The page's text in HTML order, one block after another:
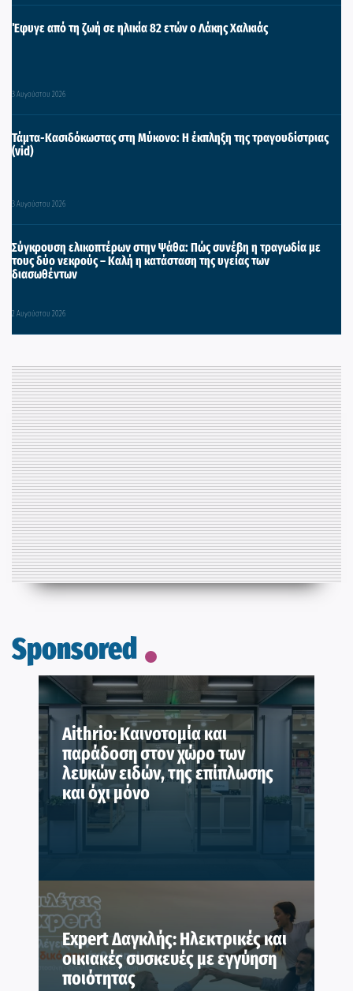
Έφυγε από τη ζωή σε ηλικία 82 ετών ο Λάκης Χαλκιάς
3 Αυγούστου 2026
Τάμτα-Κασιδόκωστας στη Μύκονο: Η έκπληξη της τραγουδίστριας
(vid)
3 Αυγούστου 2026
Σύγκρουση ελικοπτέρων στην Ψάθα: Πώς συνέβη η τραγωδία με
τους δύο νεκρούς – Καλή η κατάσταση της υγείας των
διασωθέντων
2 Αυγούστου 2026
Sponsored
Aithrio: Καινοτομία και
παράδοση στον χώρο των
λευκών ειδών, της επίπλωσης
και όχι μόνο
Expert Δαγκλής: Ηλεκτρικές και
οικιακές συσκευές με εγγύηση
ποιότητας